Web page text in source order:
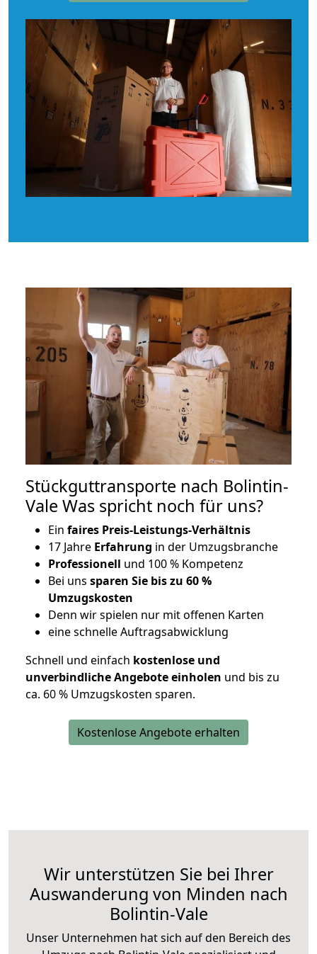
Stückguttransporte nach Bolintin-
Vale Was spricht noch für uns?
Ein faires Preis-Leistungs-Verhältnis
17 Jahre Erfahrung in der Umzugsbranche
Professionell und 100 % Kompetenz
Bei uns sparen Sie bis zu 60 %
Umzugskosten
Denn wir spielen nur mit offenen Karten
eine schnelle Auftragsabwicklung
Schnell und einfach kostenlose und
unverbindliche Angebote einholen und bis zu
ca. 60 % Umzugskosten sparen.
Kostenlose Angebote erhalten
Wir unterstützen Sie bei Ihrer
Auswanderung von Minden nach
Bolintin-Vale
Unser Unternehmen hat sich auf den Bereich des